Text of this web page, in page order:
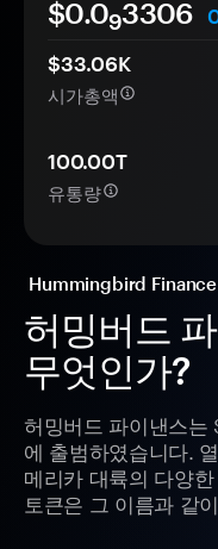
허밍버드
무엇인가?
허밍버드 파이낸스
에 출범하였습니다.
메리카 대륙의 다양
토큰은 그 이름과 같
$0.093306
$33.06K
시가총액
100.00T
유통량
Hummingbird Finance